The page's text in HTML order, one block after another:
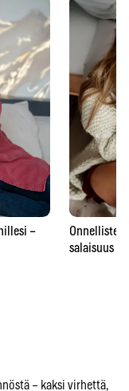
–
Onnellisten
salaisuus –
– kaksi virhettä,